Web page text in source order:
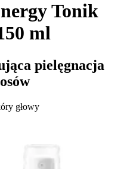
Tonik
ml
pielęgnacja
głowy